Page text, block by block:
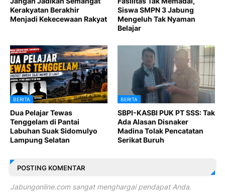
Kerakyatan Berakhir
Menjadi Kekecewaan Rakyat
Siswa SMPN 3 Jabung
Mengeluh Tak Nyaman
Belajar
BERITA
Dua Pelajar Tewas
Tenggelam di Pantai
Labuhan Suak Sidomulyo
Lampung Selatan
BERITA
SBPI-KASBI PUK PT SSS: Tak
Ada Alasan Disnaker
Madina Tolak Pencatatan
Serikat Buruh
POSTING KOMENTAR
Jabungonline.com sangat menghargai pendapat Anda.